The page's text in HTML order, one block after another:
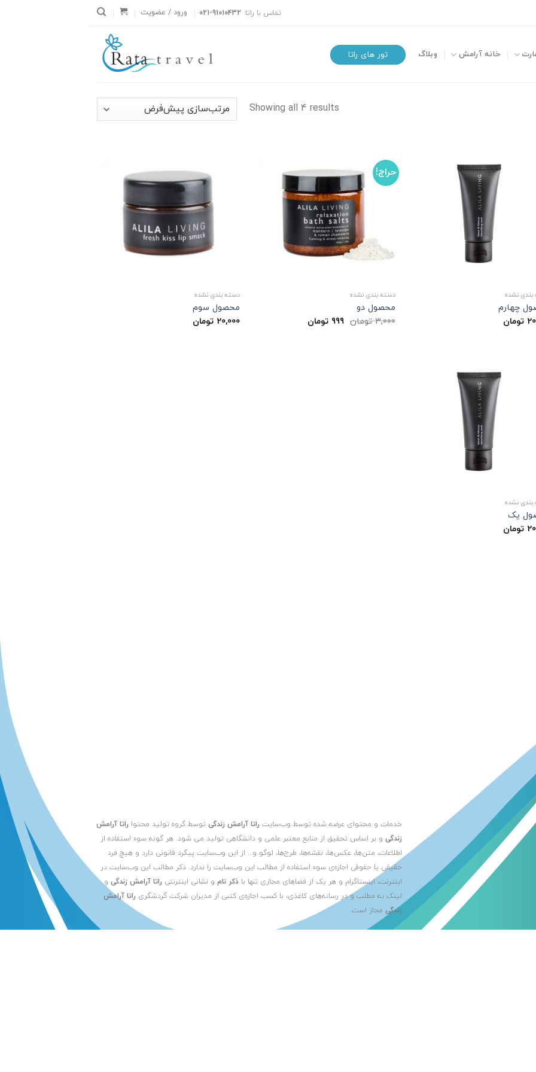
تماس با راتا: 021-91010432 ورود / عضویت
خانه آرامش وبلاگ تور های راتا
Showing all 4 results
نشده
چهارم
تومان
حراج!
دسته بندی نشده
محصول دو
3,000 تومان 999 تومان
دسته بندی نشده
محصول سوم
20,000 تومان
نشده
یک
تومان
خدمات و محتوای عرضه شده توسط وب‌سایت راتا آرامش زندگی توسط گروه تولید محتوا راتا آرامش
زندگی و بر اساس تحقیق از منابع معتبر علمی و دانشگاهی تولید می شود. هر گونه سوء استفاده از
اطلاعات، متن‌ها، عکس‌ها، نقشه‌ها، طرح‌ها، لوگو و… از این وب‌سایت پیگرد قانونی دارد و هیچ فرد
حقیقی یا حقوقی اجازه‌ی سوء استفاده از مطالب این وب‌سایت را ندارد. ذکر مطالب این وب‌سایت در
اینترنت، اینستاگرام و هر یک از فضاهای مجازی تنها با ذکر نام و نشانی اینترنتی راتا آرامش زندگی و
لینک به مطلب و در رسانه‌های کاغذی، با کسب اجازه‌ی کتبی از مدیران شرکت گردشگری راتا آرامش
زندگی مجاز است.